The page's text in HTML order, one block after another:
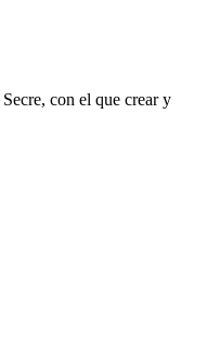
con el que crear y